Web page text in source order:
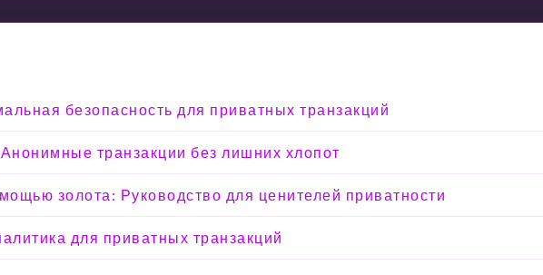
безопасность для приватных транзакций
транзакции без лишних хлопот
золота: Руководство для ценителей приватности
для приватных транзакций